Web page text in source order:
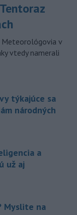
Meteorológovia v
vtedy namerali
týkajúce sa
národných
a
už aj
Myslite na